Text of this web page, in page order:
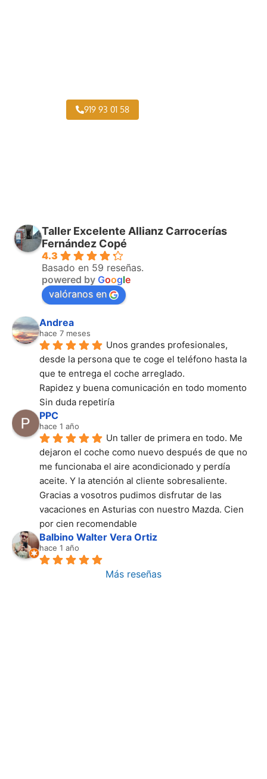
919 93 01 58
Taller Excelente Allianz Carrocerías
Fernández Copé
4.3
Basado en 59 reseñas.
powered by Google
valóranos en
Andrea
hace 7 meses
Unos grandes profesionales,
desde la persona que te coge el teléfono hasta la
que te entrega el coche arreglado.
Rapidez y buena comunicación en todo momento
Sin duda repetiría
PPC
hace 1 año
Un taller de primera en todo. Me
dejaron el coche como nuevo después de que no
me funcionaba el aire acondicionado y perdía
aceite. Y la atención al cliente sobresaliente.
Gracias a vosotros pudimos disfrutar de las
vacaciones en Asturias con nuestro Mazda. Cien
por cien recomendable
Balbino Walter Vera Ortiz
hace 1 año
Más reseñas